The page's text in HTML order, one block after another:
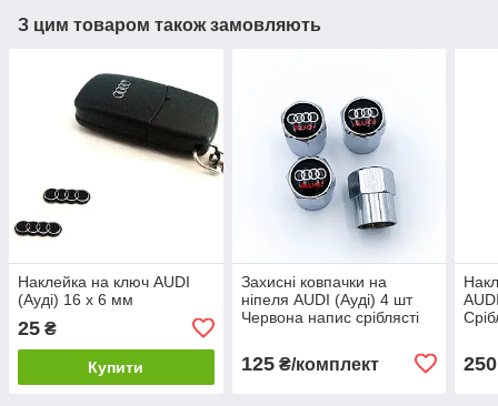
З цим товаром також замовляють
Наклейка на ключ AUDI
(Ауді) 16 х 6 мм
25 ₴
Купити
Захисні ковпачки на
ніпеля AUDI (Ауді) 4 шт
Червона напис сріблясті
125₴/комплект 250